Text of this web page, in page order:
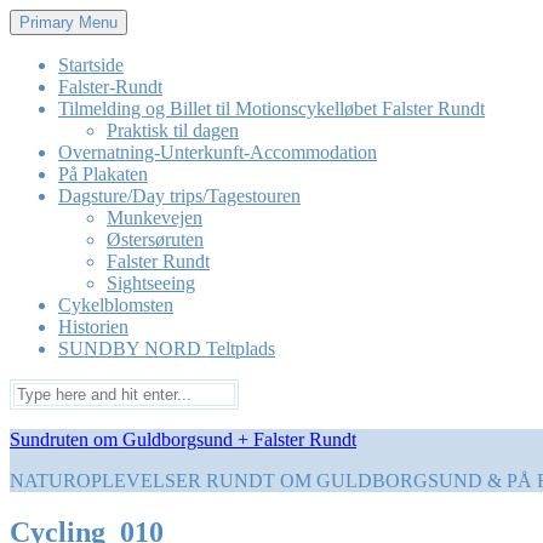
Skip
to
content
Primary Menu
Startside
Falster-Rundt
Tilmelding og Billet til Motionscykelløbet Falster Rundt
Praktisk til dagen
Overnatning-Unterkunft-Accommodation
På Plakaten
Dagsture/Day trips/Tagestouren
Munkevejen
Østersøruten
Falster Rundt
Sightseeing
Cykelblomsten
Historien
SUNDBY NORD Teltplads
Search
for:
Sundruten om Guldborgsund + Falster Rundt
NATUROPLEVELSER RUNDT OM GULDBORGSUND & PÅ
Cycling_010